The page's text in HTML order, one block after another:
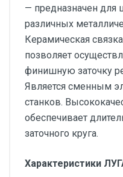
— предназначен для
различных
Керамическая
позволяет
финишную заточку
Является сменным
станков.
обеспечивает
заточного круга.
Характеристики